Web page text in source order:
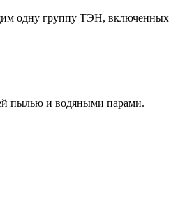
одну группу ТЭН, включенных
пылью и водяными парами.